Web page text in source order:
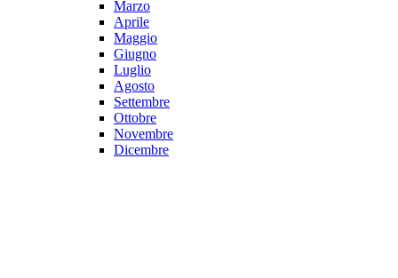
Marzo
Aprile
Maggio
Giugno
Luglio
Agosto
Settembre
Ottobre
Novembre
Dicembre